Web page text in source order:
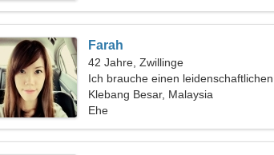
Farah
42 Jahre, Zwillinge
Ich brauche einen leidenschaftlichen
Wanderfreund
Klebang Besar, Malaysia
Ehe